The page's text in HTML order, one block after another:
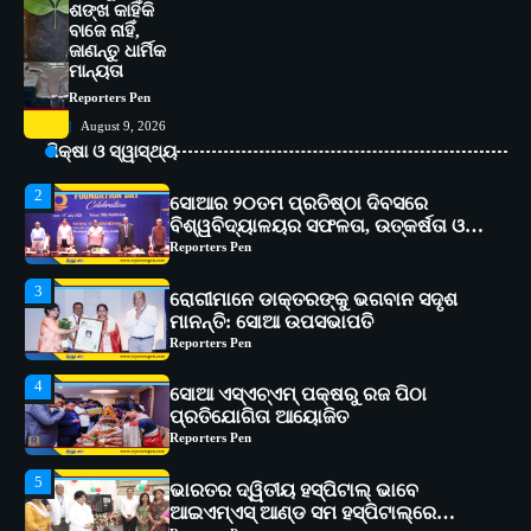
ଶଙ୍ଖ କାହିଁକି
ବାଜେ ନାହିଁ,
ଜାଣନ୍ତୁ ଧାର୍ମିକ
ମାନ୍ୟତା
Reporters Pen
August 9, 2026
ଶିକ୍ଷା ଓ ସ୍ୱାସ୍ଥ୍ୟ
1
2
ଅଗ୍ରଗତିର ସ୍ମୃତିଚାରଣ
Reporters Pen
3
ରୋଗୀମାନେ ଡାକ୍ତରଙ୍କୁ ଭଗବାନ ସଦୃଶ
ମାନନ୍ତି: ସୋଆ ଉପସଭାପତି
Reporters Pen
4
ସୋଆ ଏସ୍‌ଏଚ୍‌ଏମ୍ ପକ୍ଷରୁ ରଜ ପିଠା
ପ୍ରତିଯୋଗିତା ଆୟୋଜିତ
Reporters Pen
5
ଭାରତର ଦ୍ୱିତୀୟ ହସ୍ପିଟାଲ୍ ଭାବେ
ଆଇଏମ୍‌ଏସ୍ ଆଣ୍ଡ ସମ ହସ୍ପିଟାଲ୍‌ରେ
ଅତ୍ୟାଧୁନିକ ଡିଜିସ୍କାନର ସ୍ଥାପନ
Reporters Pen
1
ସୋଆ ପକ୍ଷରୁ ରାୱେ କାର୍ଯ୍ୟକ୍ରମ ଅଧୀନରେ
୧୧ଟି ଗ୍ରାମରେ ୧୬ଟି କୃଷକ ପ୍ରଶିକ୍ଷଣ